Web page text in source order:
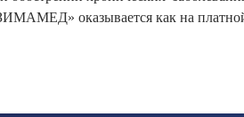
оказывается как на